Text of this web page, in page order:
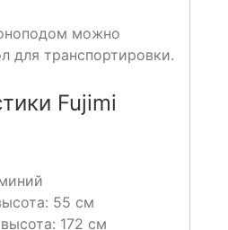
можно
для транспортировки.
Fujimi
55 см
172 см